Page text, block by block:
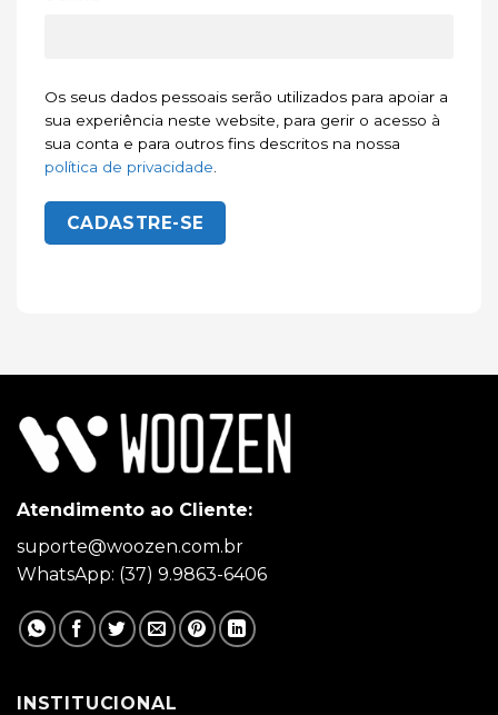
Os seus dados pessoais serão utilizados para apoiar a
sua experiência neste website, para gerir o acesso à
sua conta e para outros fins descritos na nossa
política de privacidade
CADASTRE-SE
Atendimento ao Cliente:
suporte@woozen.com.br
WhatsApp: (37) 9.9863-6406
INSTITUCIONAL